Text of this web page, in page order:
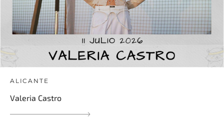
ALICANTE
Valeria Castro